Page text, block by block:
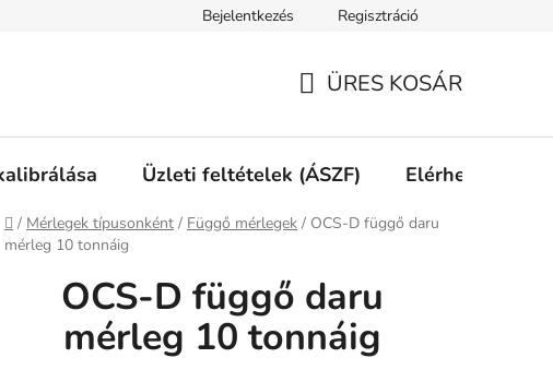
Bejelentkezés Regisztráció
ÜRES KOSÁR
Üzleti feltételek (ÁSZF) Elérhetőségek
Kezdőlap
/ Mérlegek típusonként / Függő mérlegek / OCS-D függő daru
mérleg 10 tonnáig
OCS-D függő daru
mérleg 10 tonnáig